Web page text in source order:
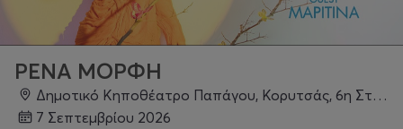
ΡΕΝΑ ΜΟΡΦΗ
Δημοτικό Κηποθέατρο Παπάγου, Κορυτσάς, 6η Στάση, Παπάγου
7 Σεπτεμβρίου 2026